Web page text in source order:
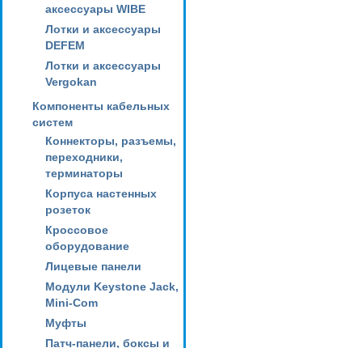
аксессуары WIBE
Лотки и аксессуары
DEFEM
Лотки и аксессуары
Vergokan
Компоненты кабельных
систем
Коннекторы, разъемы,
переходники,
терминаторы
Корпуса настенных
розеток
Кроссовое
оборудование
Лицевые панели
Модули Keystone Jack,
Mini-Com
Муфты
Патч-панели, боксы и